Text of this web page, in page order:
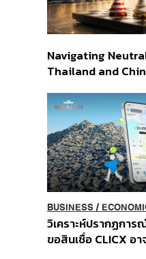
Navigating
Thailand and
Order
BUSINESS/
วิเคราะห์ปรากฏกา
ขอสินเชื่อ CLICX อา